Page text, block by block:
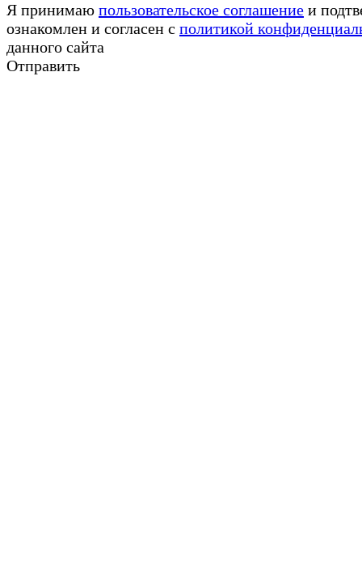
Я принимаю пользовательское соглашение и
ознакомлен и согласен с политикой
данного сайта
Отправить